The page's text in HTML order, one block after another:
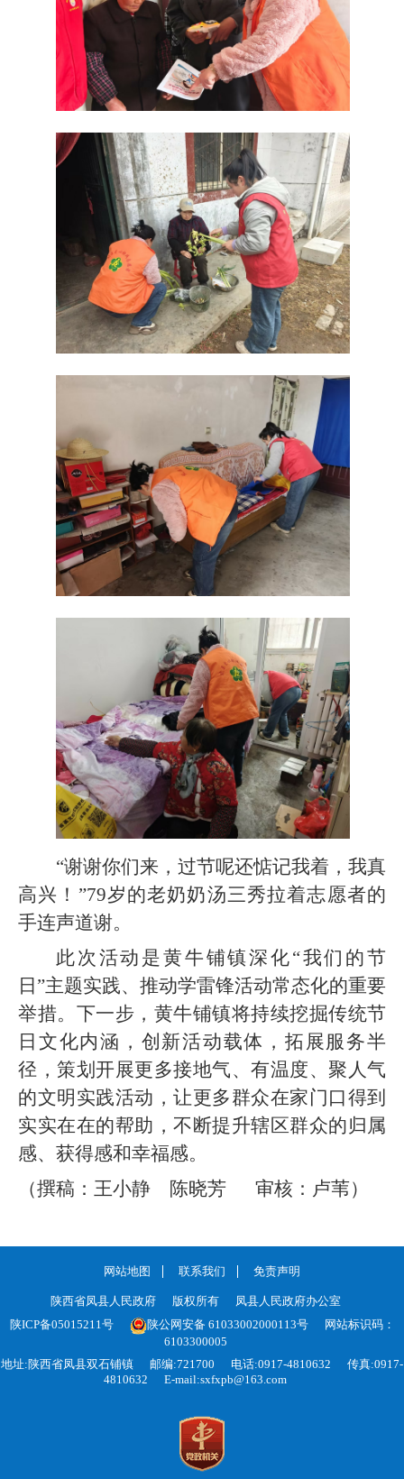
“谢谢你们来，过节呢还惦记我着，我真
高兴！”79岁的老奶奶汤三秀拉着志愿者的
手连声道谢。
此次活动是黄牛铺镇深化“我们的节
日”主题实践、推动学雷锋活动常态化的重要
举措。下一步，黄牛铺镇将持续挖掘传统节
日文化内涵，创新活动载体，拓展服务半
径，策划开展更多接地气、有温度、聚人气
的文明实践活动，让更多群众在家门口得到
实实在在的帮助，不断提升辖区群众的归属
感、获得感和幸福感。
（撰稿：王小静 陈晓芳 审核：卢苇）
网站地图 联系我们 免责声明
陕西省凤县人民政府 版权所有
凤县人民政府办公室
陕ICP备05015211号
陕公网安备 61033002000113号
网站标识码：
6103300005
地址:陕西省凤县双石铺镇
邮编:721700 电话:0917-4810632
传真:0917-
4810632
E-mail:sxfxpb@163.com